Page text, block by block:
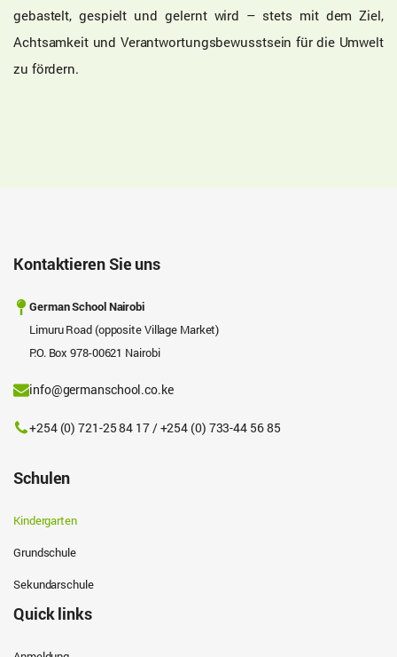
gebastelt, gespielt und gelernt wird – stets mit dem Ziel,
Achtsamkeit und Verantwortungsbewusstsein für die Umwelt
zu fördern.
Kontaktieren Sie uns
German School Nairobi
Limuru Road (opposite Village Market)
P.O. Box 978-00621 Nairobi
info@germanschool.co.ke
+254 (0) 721-25 84 17 / +254 (0) 733-44 56 85
Schulen
Kindergarten
Grundschule
Sekundarschule
Quick links